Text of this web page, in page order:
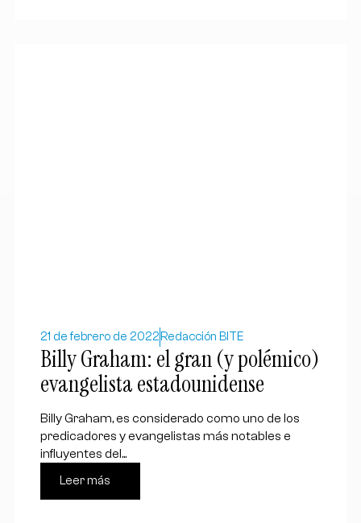
21 de febrero de 2022 Redacción BITE
Billy Graham: el gran (y polémico)
evangelista estadounidense
Billy Graham, es considerado como uno de los
predicadores y evangelistas más notables e
influyentes del...
Leer más